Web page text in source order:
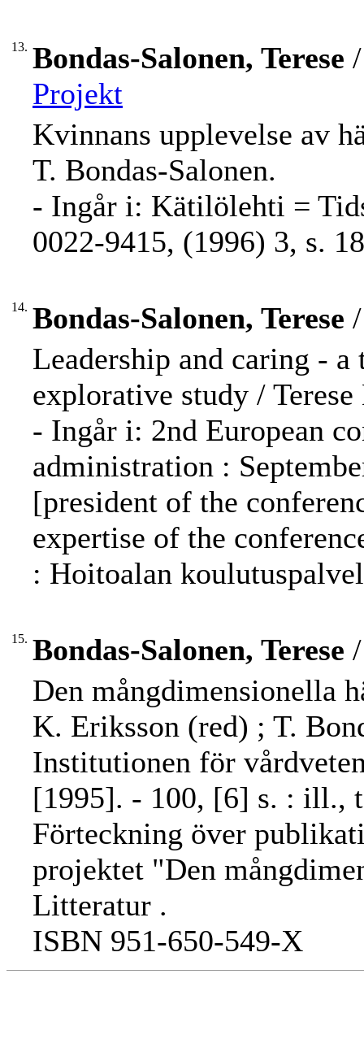
13. Bondas-Salonen, Terese
Projekt
Kvinnans upplevelse av
T. Bondas-Salonen.
- Ingår i: Kätilölehti =
0022-9415, (1996) 3, s.
14. Bondas-Salonen, Terese
Leadership and caring -
explorative study / Terese
- Ingår i: 2nd European
administration :
[president of the
expertise of the
: Hoitoalan
15. Bondas-Salonen, Terese
Den mångdimensionella
K. Eriksson (red) ; T.
Institutionen för
[1995]. - 100, [6] s. : ill.,
Förteckning över
projektet "Den
Litteratur .
ISBN 951-650-549-X